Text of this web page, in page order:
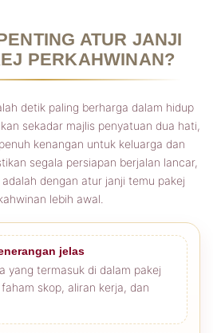
ATUR JANJI
PERKAHWINAN?
detik paling berharga dalam hidup
sekadar majlis penyatuan dua hati,
kenangan untuk keluarga dan
segala persiapan berjalan lancar,
dengan atur janji temu pakej
lebih awal.
jelas
yang termasuk di dalam pakej
skop, aliran kerja, dan